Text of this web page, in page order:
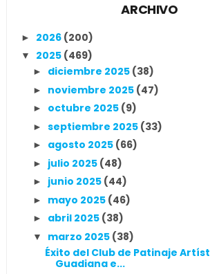
ARCHIVO
► 2026 (200)
▼ 2025 (469)
► diciembre 2025 (38)
► noviembre 2025 (47)
► octubre 2025 (9)
► septiembre 2025 (33)
► agosto 2025 (66)
► julio 2025 (48)
► junio 2025 (44)
► mayo 2025 (46)
► abril 2025 (38)
▼ marzo 2025 (38)
Éxito del Club de Patinaje
Guadiana e...